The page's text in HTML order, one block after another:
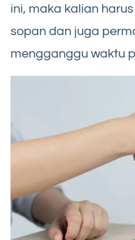
ini, maka kalian
sopan dan juga
mengganggu waktu